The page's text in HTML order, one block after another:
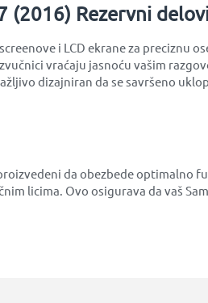
(2016) Rezervni
i LCD ekrane za preciznu
vraćaju jasnoću vašim
dizajniran da se savršeno
da obezbede optimalno
licima. Ovo osigurava da vaš